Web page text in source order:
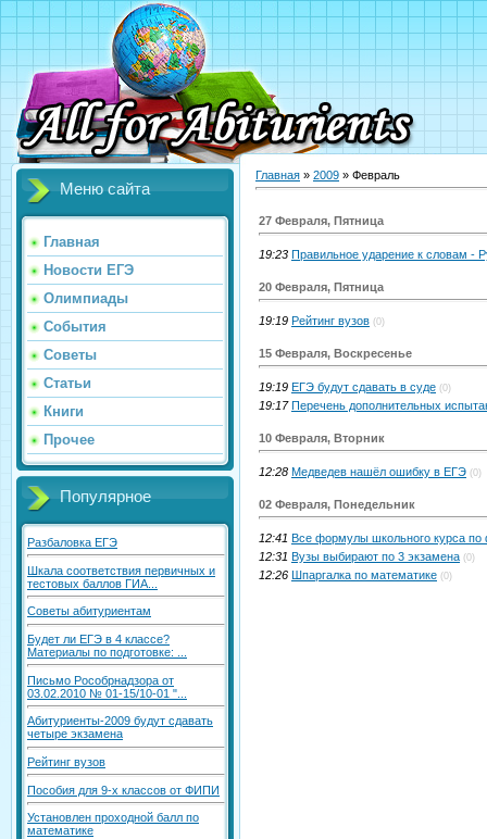
Меню сайта
Главная
Новости ЕГЭ
Олимпиады
События
Советы
Статьи
Книги
Прочее
Популярное
Разбаловка ЕГЭ
Шкала соответствия первичных и
тестовых баллов ГИА...
Советы абитуриентам
Будет ли ЕГЭ в 4 классе?
Материалы по подготовке: ...
Письмо Рособрнадзора от
03.02.2010 № 01-15/10-01 "...
Абитуриенты-2009 будут сдавать
четыре экзамена
Рейтинг вузов
Пособия для 9-х классов от ФИПИ
Установлен проходной балл по
математике
Главная » 2009 » Февраль
27 Февраля, Пятница
19:23 Правильное ударение к словам -
20 Февраля, Пятница
19:19 Рейтинг вузов (0)
15 Февраля, Воскресенье
19:19 ЕГЭ будут сдавать в суде (0)
19:17 Перечень дополнительных
10 Февраля, Вторник
12:28 Медведев нашёл ошибку в ЕГЭ (0)
02 Февраля, Понедельник
12:41 Все формулы школьного курса по
12:31 Вузы выбирают по 3 экзамена (0)
12:26 Шпаргалка по математике (0)